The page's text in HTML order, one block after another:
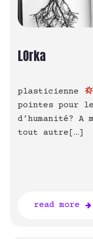
LOrka
plasticienne
pointes pour
d’humanité?
tout autre[…]
read more